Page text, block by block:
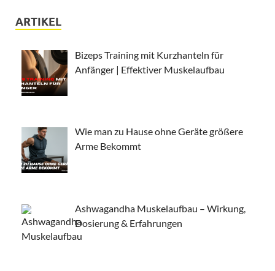
ARTIKEL
Bizeps Training mit Kurzhanteln für
Anfänger | Effektiver Muskelaufbau
Wie man zu Hause ohne Geräte größere
Arme Bekommt
Ashwagandha Muskelaufbau – Wirkung,
Dosierung & Erfahrungen